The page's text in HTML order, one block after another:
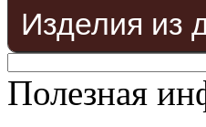
Изделия из
Полезная